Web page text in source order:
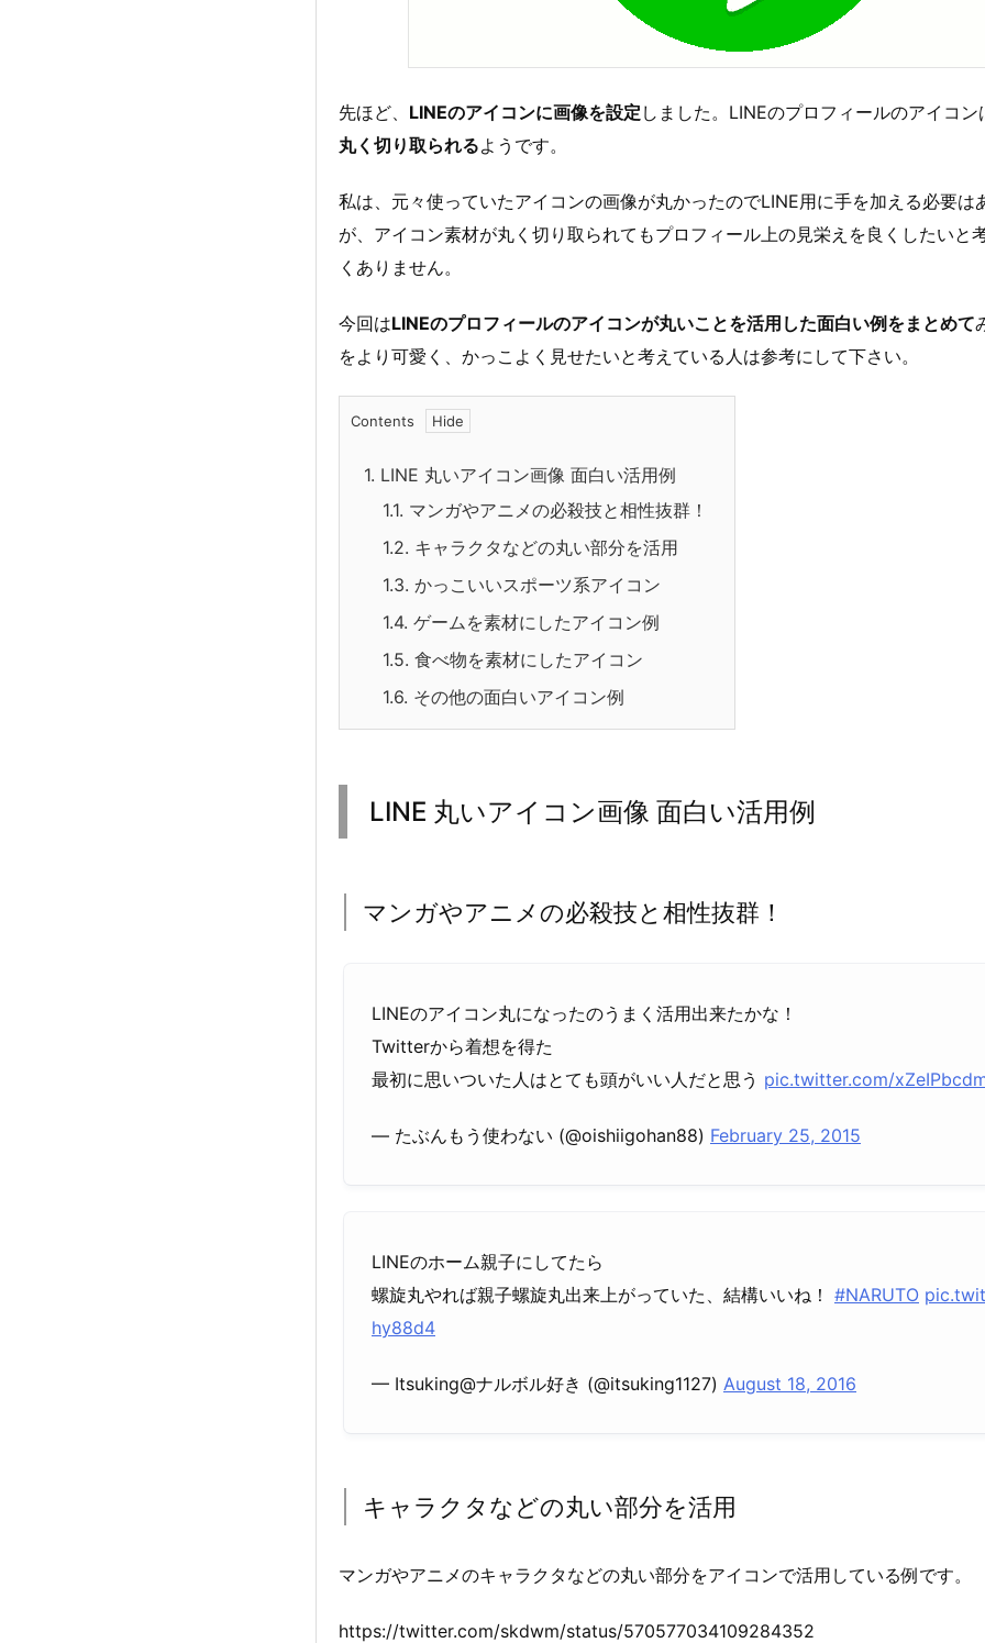
先ほど、 LINEのアイコンに画像を設定 しました。LINEのプロフィールのアイコン
丸く切り取られるようです。
私は、元々使っていたアイコンの画像が丸かったのでLINE用に手を加える必要は
が、アイコン素材が丸く切り取られてもプロフィール上の見栄えを良くしたいと
くありません。
今回はLINEのプロフィールのアイコンが丸いことを活用した面白い例をまとめて
をより可愛く、かっこよく見せたいと考えている人は参考にして下さい。
Contents
1. LINE 丸いアイコン画像 面白い活用例
1.1. マンガやアニメの必殺技と相性抜群！
1.2. キャラクタなどの丸い部分を活用
1.3. かっこいいスポーツ系アイコン
1.4. ゲームを素材にしたアイコン例
1.5. 食べ物を素材にしたアイコン
1.6. その他の面白いアイコン例
LINE 丸いアイコン画像 面白い活用例
マンガやアニメの必殺技と相性抜群！
LINEのアイコン丸になったのうまく活用出来たかな！
Twitterから着想を得た
最初に思いついた人はとても頭がいい人だと思う pic.twitter.com/
— たぶんもう使わない (@oishiigohan88) February 25, 2015
LINEのホーム親子にしてたら
螺旋丸やれば親子螺旋丸出来上がっていた、結構いいね！ #NARUTO
hy88d4
— Itsuking@ナルボル好き (@itsuking1127) August 18, 2016
キャラクタなどの丸い部分を活用
マンガやアニメのキャラクタなどの丸い部分をアイコンで活用している例です。
https://twitter.com/skdwm/status/570577034109284352